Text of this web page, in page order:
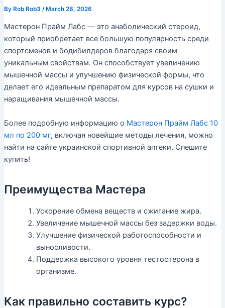
By Rob Rob3 /March 28, 2026
Мастерон Прайм Лабс — это анаболический стероид,
который приобретает все большую популярность среди
спортсменов и бодибилдеров благодаря своим
уникальным свойствам. Он способствует увеличению
мышечной массы и улучшению физической формы, что
делает его идеальным препаратом для курсов на сушки и
наращивания мышечной массы.
Более подробную информацию о Мастерон Прайм Лабс 10
мл по 200 мг, включая новейшие методы лечения, можно
найти на сайте украинской спортивной аптеки. Спешите
купить!
Преимущества Мастера
Ускорение обмена веществ и сжигание жира.
Увеличение мышечной массы без задержки воды.
Улучшение физической работоспособности и
выносливости.
Поддержка высокого уровня тестостерона в
организме.
Как правильно составить курс?